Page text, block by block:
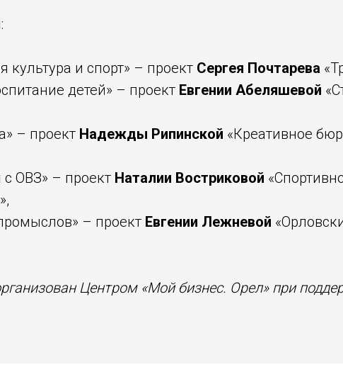
и спорт» – проект Сергея Почтарева
детей» – проект Евгении Абеляшевой
– проект Надежды Рипинской «Креативное
ОВЗ» – проект Наталии Востриковой
– проект Евгении Лежневой
Центром «Мой бизнес. Орел» при